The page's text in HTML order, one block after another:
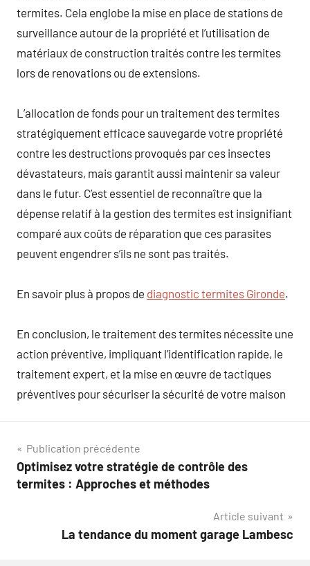
termites. Cela englobe la mise en place de stations de
surveillance autour de la propriété et l’utilisation de
matériaux de construction traités contre les termites
lors de renovations ou de extensions.
L’allocation de fonds pour un traitement des termites
stratégiquement efficace sauvegarde votre propriété
contre les destructions provoqués par ces insectes
dévastateurs, mais garantit aussi maintenir sa valeur
dans le futur. C’est essentiel de reconnaître que la
dépense relatif à la gestion des termites est insignifiant
comparé aux coûts de réparation que ces parasites
peuvent engendrer s’ils ne sont pas traités.
En savoir plus à propos de diagnostic termites Gironde.
En conclusion, le traitement des termites nécessite une
action préventive, impliquant l’identification rapide, le
traitement expert, et la mise en œuvre de tactiques
préventives pour sécuriser la sécurité de votre maison
Navigation
de
Publication précédente
Optimisez votre stratégie de contrôle des
termites : Approches et méthodes
Article suivant
La tendance du moment garage Lambesc